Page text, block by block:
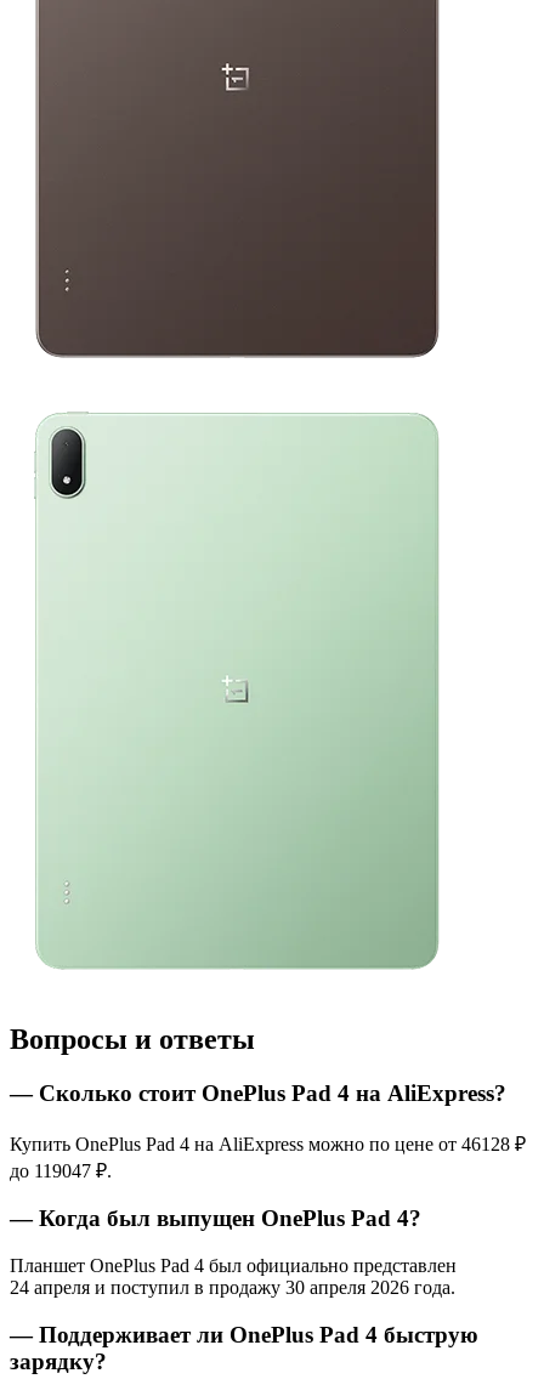
Вопросы и ответы
— Сколько стоит OnePlus Pad 4 на AliExpress?
Купить OnePlus Pad 4 на AliExpress можно по цене от 46128 ₽
до 119047 ₽.
— Когда был выпущен OnePlus Pad 4?
Планшет OnePlus Pad 4 был официально представлен
24 апреля и поступил в продажу 30 апреля 2026 года.
— Поддерживает ли OnePlus Pad 4 быструю
зарядку?